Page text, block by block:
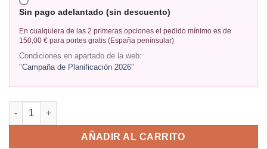
Sin pago adelantado (sin descuento)
En cualquiera de las 2 primeras opciones el pedido mínimo es de
150,00 € para portes gratis (España penínsular)
Condiciones en apartado de la web:
"Campaña de Planificación 2026"
AÑADIR AL CARRITO